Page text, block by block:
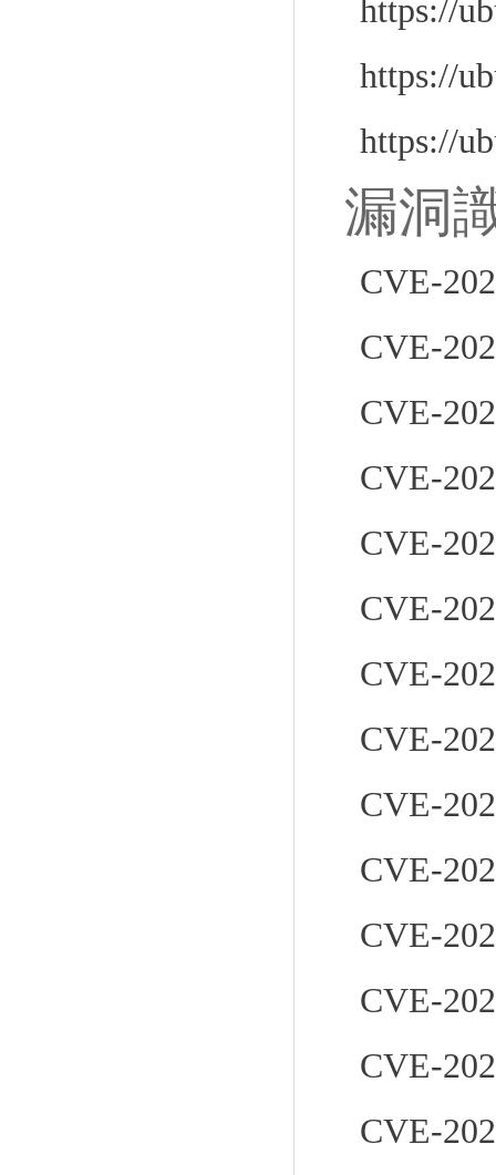
https://
https://
https://
漏洞
CVE-
CVE-
CVE-
CVE-
CVE-
CVE-
CVE-
CVE-
CVE-
CVE-
CVE-
CVE-
CVE-
CVE-